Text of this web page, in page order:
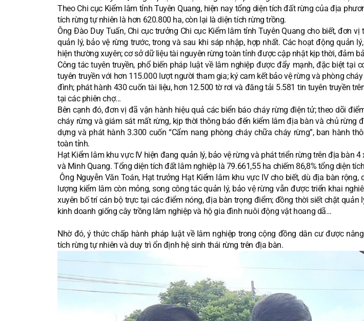
Theo Chi cục Kiểm lâm tỉnh Tuyên Quang, hiện nay tổng diện tích đất rừng của địa
tích rừng tự nhiên là hơn 620.800 ha, còn lại là diện tích rừng trồng.
Ông Đào Duy Tuấn, Chi cục trưởng Chi cục Kiểm lâm tỉnh Tuyên Quang cho biết, đơn
quản lý, bảo vệ rừng trước, trong và sau khi sáp nhập, hợp nhất. Các hoạt động quản
hiện thường xuyên; cơ sở dữ liệu tài nguyên rừng toàn tỉnh được cập nhật kịp thời, đảm
Công tác tuyên truyền, phổ biến pháp luật về lâm nghiệp được đẩy mạnh, đặc biệt tại
tuyên truyền với hơn 115.000 lượt người tham gia; ký cam kết bảo vệ rừng và phòng
đình; phát hành 430 cuốn tài liệu, hơn 12.500 tờ rơi và đăng tải 5.581 tin tuyên truyền
tại các phiên chợ...
Bên cạnh đó, đơn vị đã vận hành hiệu quả các biển báo cháy rừng điện tử; theo dõi
cháy rừng và giám sát mất rừng, kịp thời thông báo đến kiểm lâm địa bàn và chủ rừng
dựng và phát hành 3.300 cuốn “Cẩm nang phòng cháy chữa cháy rừng”, ban hành
toàn tỉnh.
Hạt Kiểm lâm khu vực IV hiện đang quản lý, bảo vệ rừng và phát triển rừng trên địa bàn
và Minh Quang. Tổng diện tích đất lâm nghiệp là 79.661,55 ha chiếm 86,8% tổng diện
Ông Nguyễn Văn Toán, Hạt trưởng Hạt Kiểm lâm khu vực IV cho biết, dù địa bàn
lượng kiểm lâm còn mỏng, song công tác quản lý, bảo vệ rừng vẫn được triển khai
xuyên bố trí cán bộ trực tại các điểm nóng, địa bàn trọng điểm; đồng thời siết chặt quản
kinh doanh giống cây trồng lâm nghiệp và hộ gia đình nuôi động vật hoang dã…
Nhờ đó, ý thức chấp hành pháp luật về lâm nghiệp trong cộng đồng dân cư được
tích rừng tự nhiên và duy trì ổn định hệ sinh thái rừng trên địa bàn.